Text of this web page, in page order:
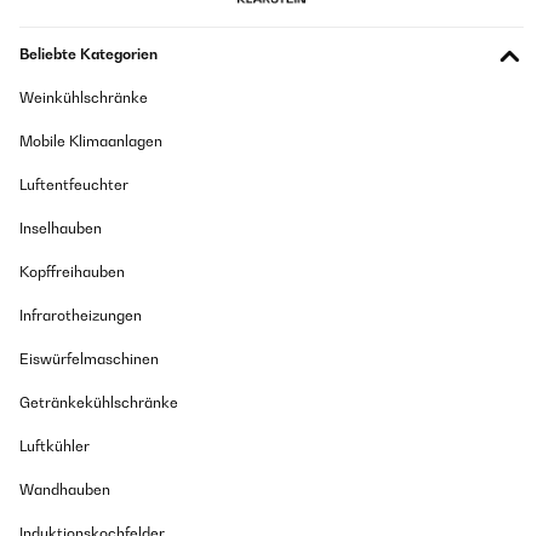
Beliebte Kategorien
Weinkühlschränke
Mobile Klimaanlagen
Luftentfeuchter
Inselhauben
Kopffreihauben
Infrarotheizungen
Eiswürfelmaschinen
Getränkekühlschränke
Luftkühler
Wandhauben